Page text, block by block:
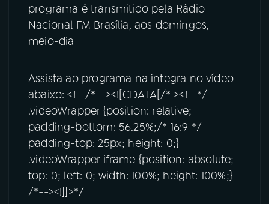
TikTok
programa é transmitido pela Rádio
Nacional FM Brasília, aos domingos,
meio-dia
Assista ao programa na íntegra no vídeo
abaixo: <!--/*--><![CDATA[/* ><!--*/
.videoWrapper {position: relative;
padding-bottom: 56.25%;/* 16:9 */
padding-top: 25px; height: 0;}
.videoWrapper iframe {position: absolute;
top: 0; left: 0; width: 100%; height: 100%;}
/*--><!]]>*/